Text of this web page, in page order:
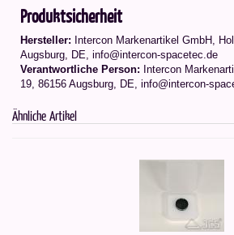
Produktsicherheit
Hersteller: Intercon Markenartikel GmbH,
Augsburg, DE, info@intercon-spacetec.de
Verantwortliche Person: Intercon
19, 86156 Augsburg, DE, info@intercon-
Ähnliche Artikel